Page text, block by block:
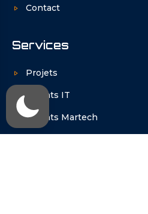
Contact
Services
Projets
Talents IT
Talents Martech